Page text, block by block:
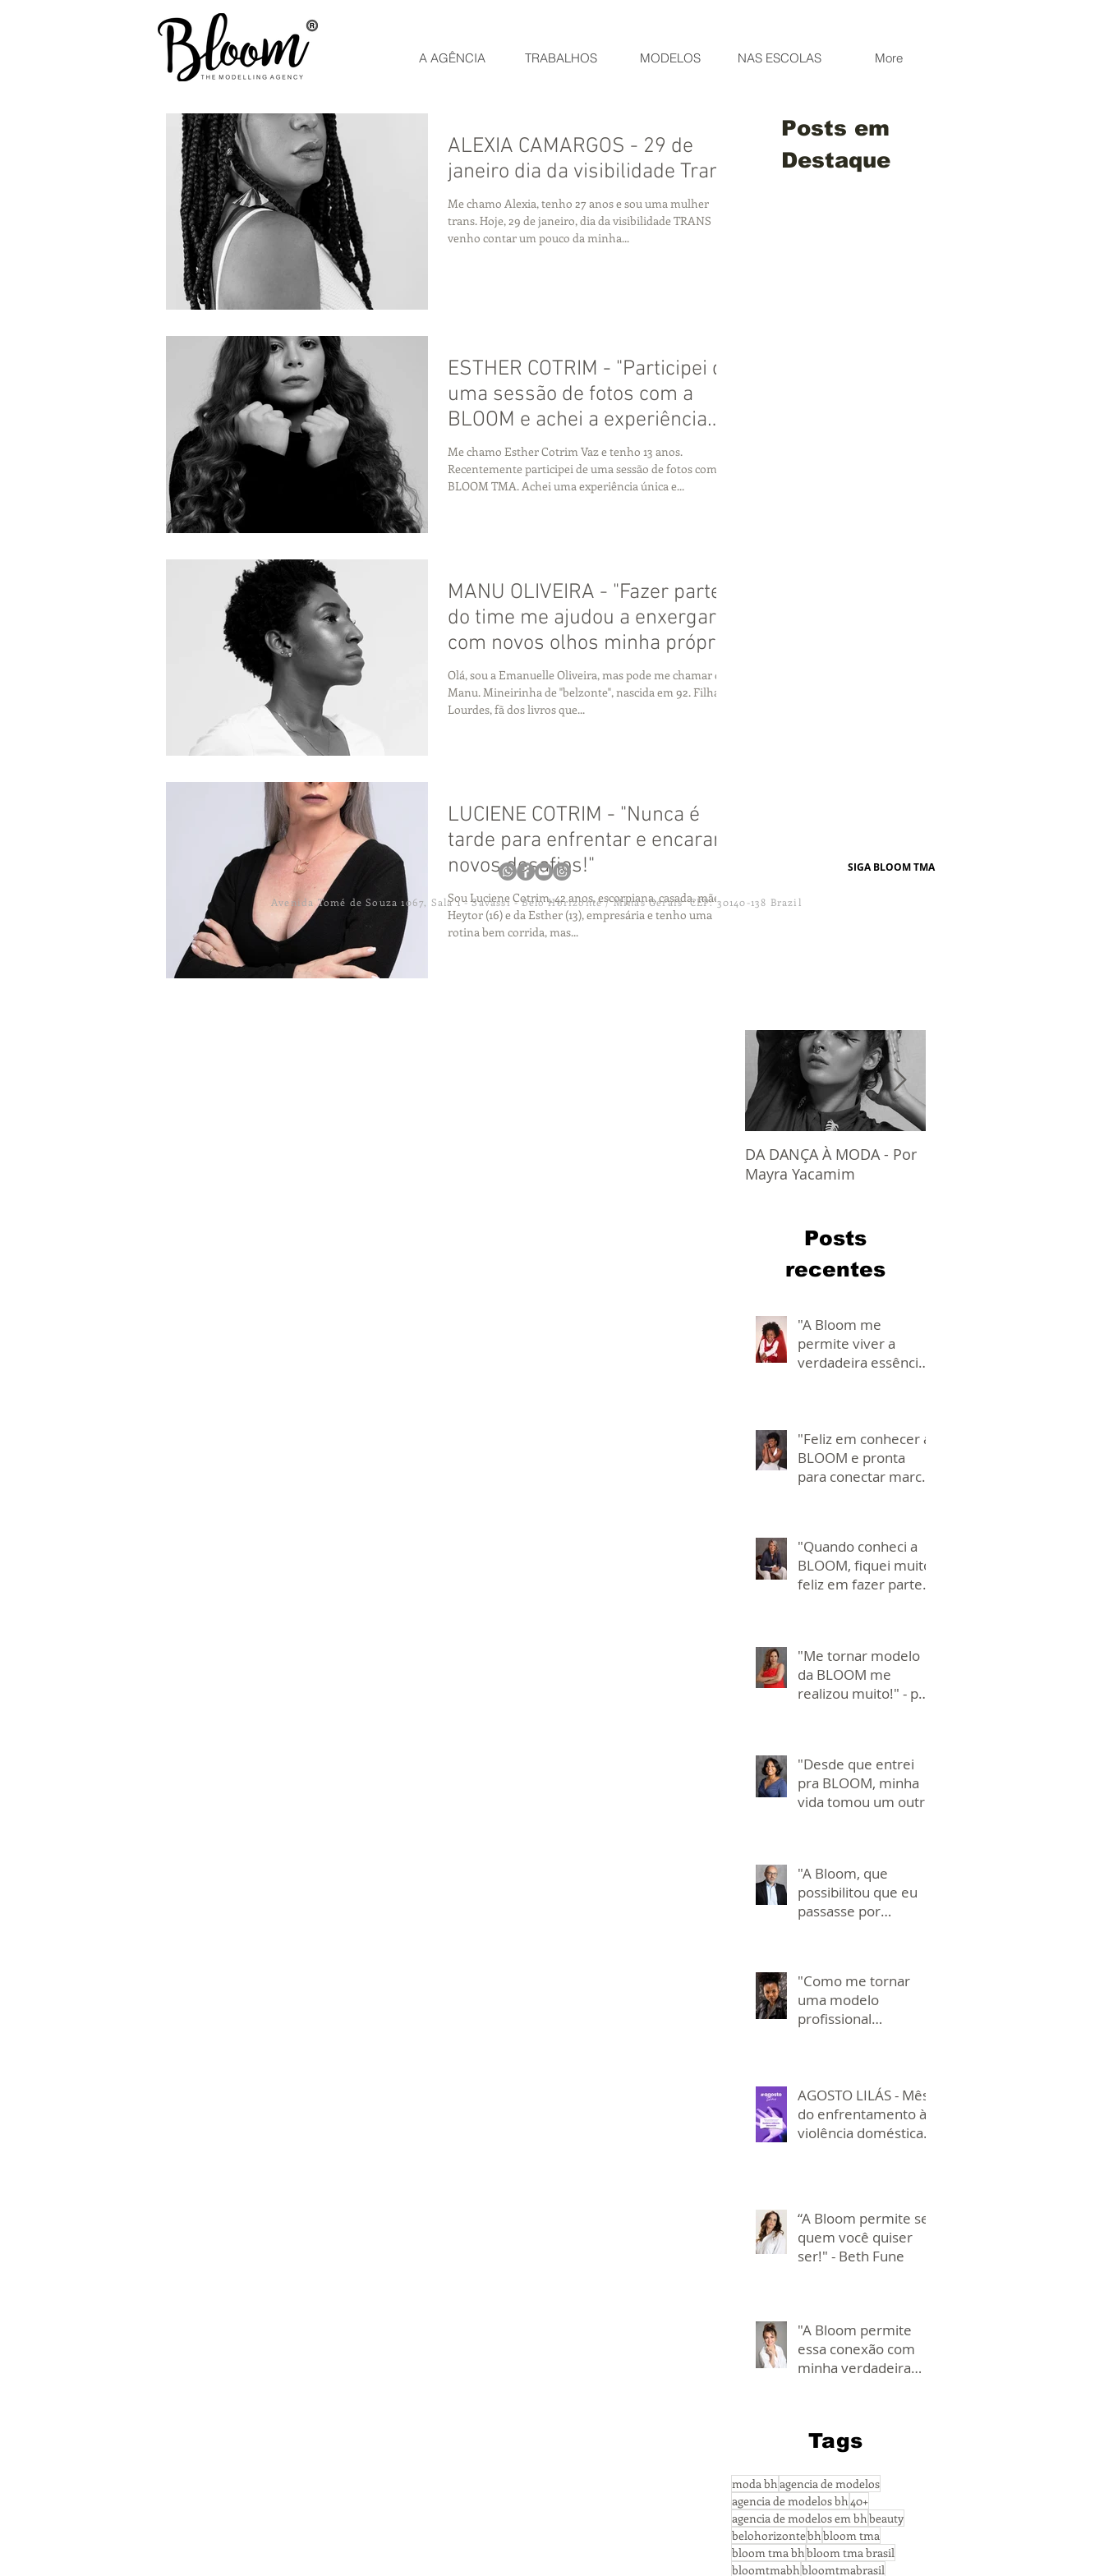
A AGÊNCIA TRABALHOS MODELOS NAS ESCOLAS More
ALEXIA CAMARGOS - 29 de
janeiro dia da visibilidade Trans
Me chamo Alexia, tenho 27 anos e sou uma mulher
trans. Hoje, 29 de janeiro, dia da visibilidade TRANS
venho contar um pouco da minha...
ESTHER COTRIM - "Participei de
uma sessão de fotos com a
BLOOM e achei a experiência
única!"
Me chamo Esther Cotrim Vaz e tenho 13 anos.
Recentemente participei de uma sessão de fotos com a
BLOOM TMA. Achei uma experiência única e...
MANU OLIVEIRA - "Fazer parte
do time me ajudou a enxergar
com novos olhos minha própria
beleza."
Olá, sou a Emanuelle Oliveira, mas pode me chamar de
Manu. Mineirinha de "belzonte", nascida em 92. Filha da
Lourdes, fã dos livros que...
LUCIENE COTRIM - "Nunca é
tarde para enfrentar e encarar
novos desafios!"
Sou Luciene Cotrim, 42 anos, escorpiana, casada, mãe do
Heytor (16) e da Esther (13), empresária e tenho uma
rotina bem corrida, mas...
Posts em
Destaque
DA DANÇA À MODA - Por
Mayra Yacamim
Posts
recentes
"A Bloom me
permite viver a
verdadeira essência
e Beatriz
"Feliz em conhecer a
BLOOM e pronta
para conectar marcas
"Quando conheci a
BLOOM, fiquei muito
feliz em fazer parte!"
"Me tornar modelo
da BLOOM me
realizou muito!" - por
"Desde que entrei
pra BLOOM, minha
vida tomou um outro
mesmo tempo
desafiador, que foi ao
completar 60 anos!" -
"A Bloom, que
possibilitou que eu
passasse por
"Como me tornar
uma modelo
profissional
AGOSTO LILÁS - Mês
do enfrentamento à
violência doméstica e
“A Bloom permite ser
quem você quiser
ser!" - Beth Fune
"A Bloom permite
essa conexão com
minha verdadeira
Tags
moda bh agencia de modelos
agencia de modelos bh 40+
agencia de modelos em bh beauty
belohorizontebh bloom tma
bloom tma bh bloom tma brasil
bloomtmabh bloomtmabrasil
SIGA BLOOM TMA
Avenida Tomé de Souza 1067, Sala 1 - Savassi - Belo Horizonte / Minas Gerais CEP: 30140-138 Brazil